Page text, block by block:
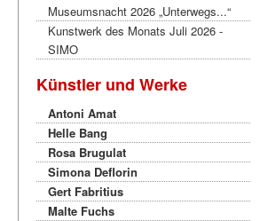
Museumsnacht 2026 „Unterwegs...“
Kunstwerk des Monats Juli 2026 -
SIMO
Künstler und Werke
Antoni Amat
Helle Bang
Rosa Brugulat
Simona Deflorin
Gert Fabritius
Malte Fuchs